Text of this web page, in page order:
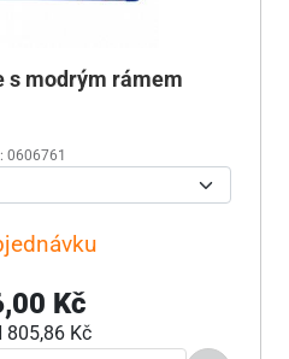
s modrým rámem
0606761
Kč
805,86 Kč